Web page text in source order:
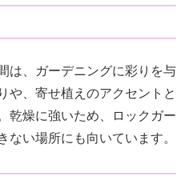
は、ガーデニングに彩りを与
や、寄せ植えのアクセントと
乾燥に強いため、ロックガー
ない場所にも向いています。